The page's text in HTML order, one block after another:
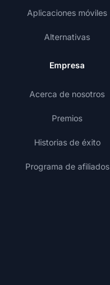
Aplicaciones móviles
Alternativas
Empresa
Acerca de nosotros
Premios
Historias de éxito
Programa de afiliados